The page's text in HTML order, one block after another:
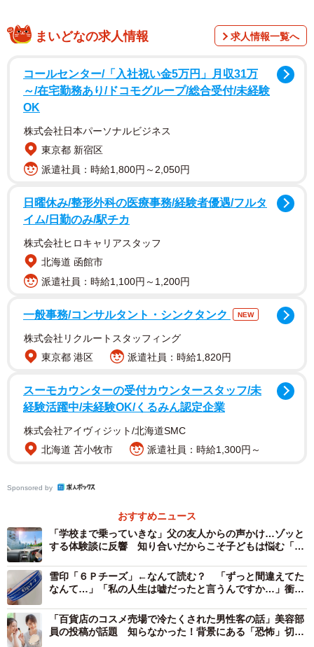
スーパーの従業員というTwitterユーザーの
cui（@cuicuibumblebee）さんが「スーパーで不審な人物
を見かけたら勘違いでも気のせいでも構わないので遠慮せ
ずお近くの従業員に声をかけて下さい」と呼び掛け、以前
2/3
「スーパーで不審な人物を見かけたら」で始まるツイート。子を持つ親
に伝えたい深刻な事案が示されます（Twitterから）
一見、子どもを待つ父親風
cuiさんやツイートによると、きっかけはフードコートを利
用していた家族連れが感じた“違和感”でした。一見したとこ
以上が経過しており明らかに不自然。店側は男に察知され
トから男を注視し、女性従業員と男性従業員が私服に着替
え、多目的トイレを含む全個室に子どもがいないことを確
認しました。
一見穏やかなおじいちゃん顔のGメンは、男の隣に腰掛けま
す。「子ども待ってんの？」「いくつ？」「それくらいが
一番かわいいよな」とやり取りを重ねます。頃合いを見計
まいどなの求人情報 求人情報一覧へ
コールセンター/「入社祝い金5万円」月収31万
～/在宅勤務あり/ドコモグループ/総合受付/未経験
OK
株式会社日本パーソナルビジネス
東京都 新宿区
派遣社員：時給1,800円～2,050円
日曜休み/整形外科の医療事務/経験者優遇/フルタ
イム/日勤のみ/駅チカ
株式会社ヒロキャリアスタッフ
北海道 函館市
派遣社員：時給1,100円～1,200円
一般事務/コンサルタント・シンクタンク NEW
株式会社リクルートスタッフィング
東京都 港区
派遣社員：時給1,820円
スーモカウンターの受付カウンタースタッフ/未
経験活躍中/未経験OK/くるみん認定企業
株式会社アイヴィジット/北海道SMC
北海道 苫小牧市
派遣社員：時給1,300円～
Sponsored by
おすすめニュース
「学校まで乗っていきな」父の友人からの声かけ…ゾッと
する体験談に反響 知り合いだからこそ子どもは悩む「勉
雪印「６Ｐチーズ」←なんて読む？ 「ずっと間違えてた
なんて…」「私の人生は嘘だったと言うんですか…」衝撃
「百貨店のコスメ売場で冷たくされた男性客の話」美容部
員の投稿が話題 知らなかった！背景にある「恐怖」切実